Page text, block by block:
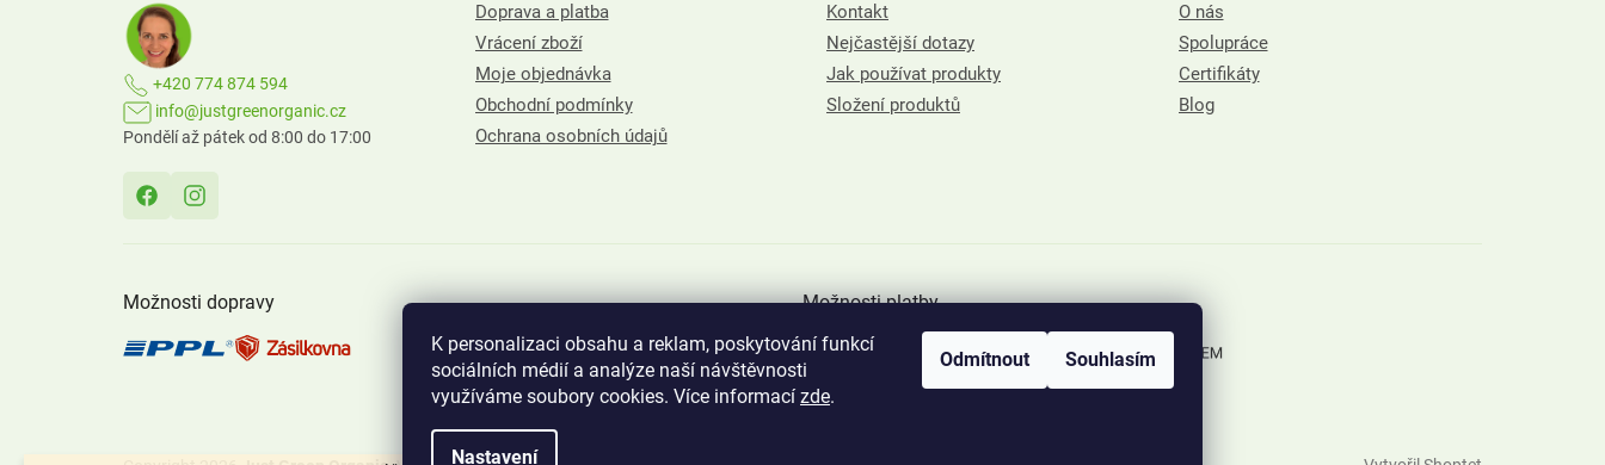
K personalizaci obsahu a reklam, poskytování funkcí
sociálních médií a analýze naší návštěvnosti
využíváme soubory cookies. Více informací zde.
Nastavení
Odmítnout Souhlasím
+420 774 874 594
info@justgreenorganic.cz
Pondělí až pátek od 8:00 do 17:00
Doprava a platba
Vrácení zboží
Moje objednávka
Obchodní podmínky
Ochrana osobních údajů
Kontakt
Nejčastější dotazy
Jak používat produkty
Složení produktů
O nás
Spolupráce
Certifikáty
Blog
Možnosti dopravy Možnosti platby